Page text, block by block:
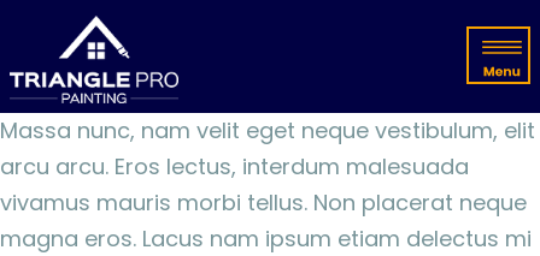
Massa nunc, nam velit eget neque vestibulum, elit
arcu arcu. Eros lectus, interdum malesuada
vivamus mauris morbi tellus. Non placerat neque
magna eros. Lacus nam ipsum etiam delectus mi